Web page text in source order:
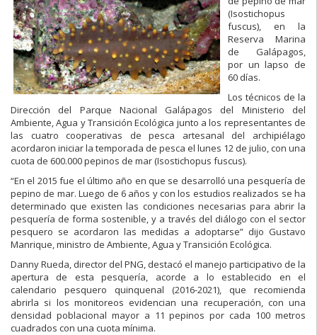
(Isostichopus
fuscus), en la
Reserva Marina
de Galápagos,
por un lapso de
60 días.
Los técnicos de la
Dirección del Parque Nacional Galápagos del Ministerio del
Ambiente, Agua y Transición Ecológica junto a los representantes de
las cuatro cooperativas de pesca artesanal del archipiélago
acordaron iniciar la temporada de pesca el lunes 12 de julio, con una
cuota de 600.000 pepinos de mar (Isostichopus fuscus).
“En el 2015 fue el último año en que se desarrolló una pesquería de
pepino de mar. Luego de 6 años y con los estudios realizados se ha
determinado que existen las condiciones necesarias para abrir la
pesquería de forma sostenible, y a través del diálogo con el sector
pesquero se acordaron las medidas a adoptarse” dijo Gustavo
Manrique, ministro de Ambiente, Agua y Transición Ecológica.
Danny Rueda, director del PNG, destacó el manejo participativo de la
apertura de esta pesquería, acorde a lo establecido en el
calendario pesquero quinquenal (2016-2021), que recomienda
abrirla si los monitoreos evidencian una recuperación, con una
densidad poblacional mayor a 11 pepinos por cada 100 metros
cuadrados con una cuota mínima.